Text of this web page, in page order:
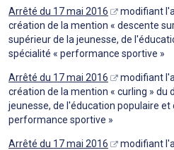
Arrêté du 17 mai 2016
modifiant
création de la mention « descente
supérieur de la jeunesse, de
spécialité « performance sportive »
Arrêté du 17 mai 2016
modifiant
création de la mention « curling » du
jeunesse, de l'éducation populaire et
performance sportive »
Arrêté du 17 mai 2016
modifiant